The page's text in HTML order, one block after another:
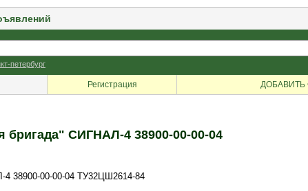
петербург
Регистрация
СИГНАЛ-4 38900-00-00-04
38900-00-00-04 ТУ32ЦШ2614-84